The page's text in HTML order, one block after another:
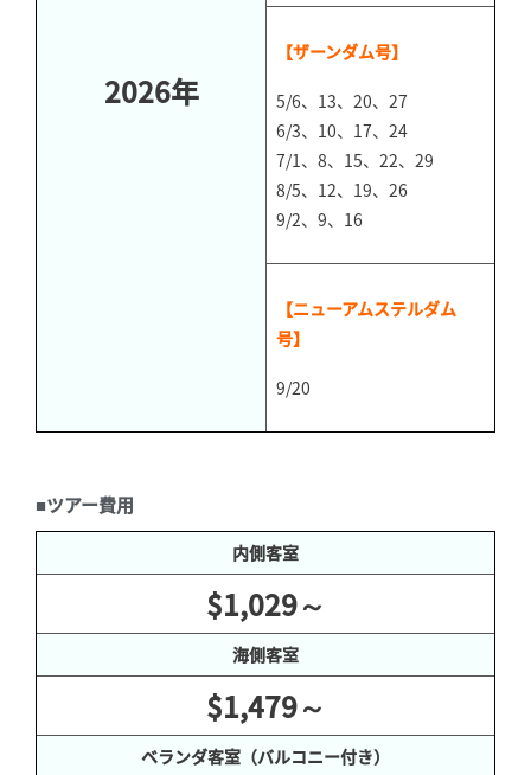
2026年
【ザーンダム号】
5/6、13、20、27
6/3、10、17、24
7/1、8、15、22、29
8/5、12、19、26
9/2、9、16
【ニューアムステルダム
号】
9/20
■ツアー費用
内側客室
$1,029～
海側客室
$1,479～
ベランダ客室（バルコニー付き）